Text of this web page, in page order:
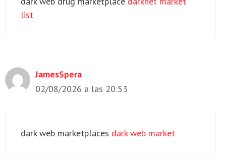
list
JamesSpera
02/08/2026 a las 20:53
dark web marketplaces dark web market